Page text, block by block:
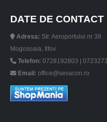
DATE DE CONTACT
Adresa: Str. Aeroportului nr 38
Mogosoaia, Ilfov
Telefon: 0728192803 |
Email: office@sevacon.ro